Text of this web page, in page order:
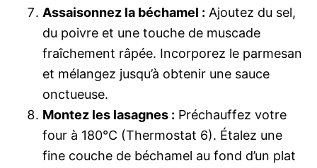
Assaisonnez la béchamel : Ajoutez du sel,
du poivre et une touche de muscade
fraîchement râpée. Incorporez le parmesan
et mélangez jusqu’à obtenir une sauce
onctueuse.
Montez les lasagnes : Préchauffez votre
four à 180°C (Thermostat 6). Étalez une
fine couche de béchamel au fond d’un plat